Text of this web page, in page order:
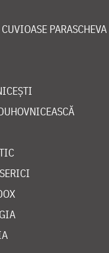
PARASCHEVA